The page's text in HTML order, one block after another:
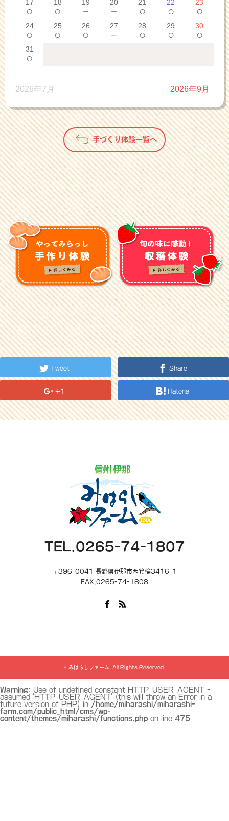
17
○
18
○
19
－
20
－
21
○
22
○
23
○
24
○
25
○
26
○
27
－
28
○
29
○
30
○
31
○
2026年7月 2026年9月
手づくり体験一覧へ
Tweet Share
+1 Hatena
TEL.0265-74-1807
〒396-0041 長野県伊那市西箕輪3416-1
FAX.0265-74-1808
© みはらしファーム . All Rights Reserved.
Warning: Use of undefined constant HTTP_USER_AGENT -
assumed 'HTTP_USER_AGENT' (this will throw an Error in a
future version of PHP) in /home/miharashi/miharashi-
farm.com/public_html/cms/wp-
content/themes/miharashi/functions.php on line 475